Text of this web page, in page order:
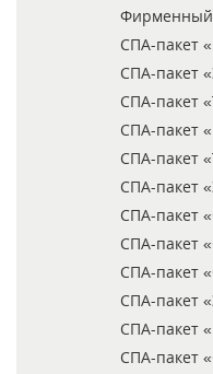
Фирменный
СПА-пакет
СПА-пакет
СПА-пакет
СПА-пакет
СПА-пакет
СПА-пакет
СПА-пакет
СПА-пакет
СПА-пакет
СПА-пакет
СПА-пакет
СПА-пакет